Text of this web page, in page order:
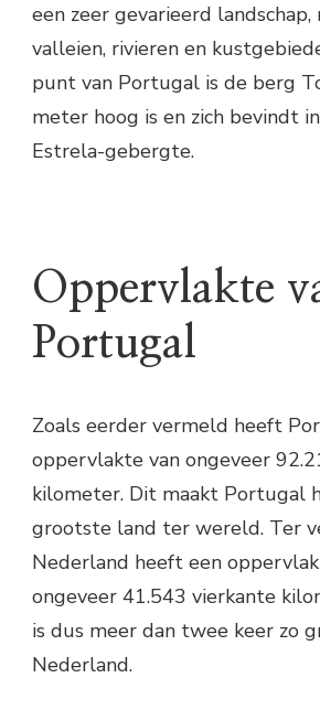
een zeer gevarieerd
valleien, rivieren en
punt van Portugal is de berg
meter hoog is en zich bevindt
Estrela-gebergte.
Oppervlakte
Portugal
Zoals eerder vermeld heeft
oppervlakte van ongeveer
kilometer. Dit maakt Portugal
grootste land ter wereld. Ter
Nederland heeft een
ongeveer 41.543 vierkante
is dus meer dan twee keer zo
Nederland.